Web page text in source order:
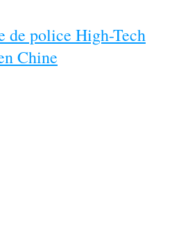
de police High-Tech
Chine